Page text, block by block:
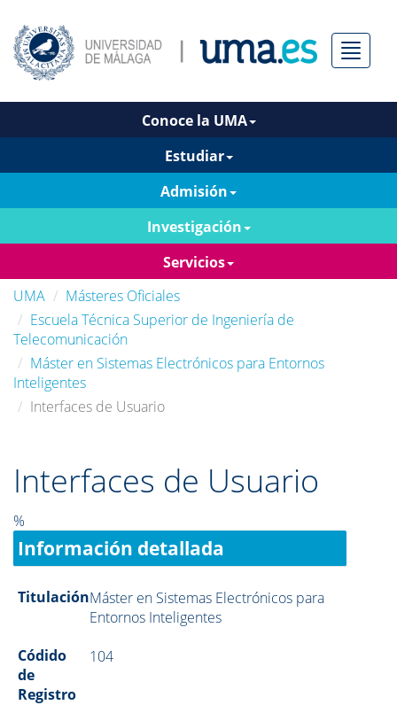
Menú
Conoce la UMA
Estudiar
Admisión
Investigación
Servicios
UMA
Másteres Oficiales
Escuela Técnica Superior de Ingeniería de
Telecomunicación
Máster en Sistemas Electrónicos para Entornos
Inteligentes
Interfaces de Usuario
Interfaces de Usuario
%
Información detallada
TitulaciónMáster en Sistemas Electrónicos para
Entornos Inteligentes
Códido
de
Registro
104